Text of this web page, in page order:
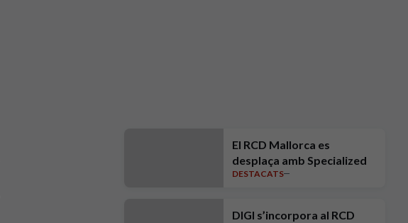
El RCD Mallorca es
desplaça amb Specialized
DESTACATS
DIGI s’incorpora al RCD